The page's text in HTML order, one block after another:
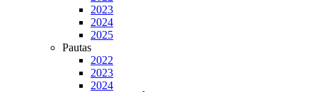
2023
2024
2025
Pautas
2022
2023
2024